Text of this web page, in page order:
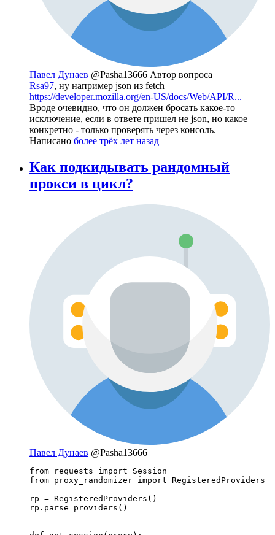
Павел Дунаев @Pasha13666 Автор вопроса
Rsa97, ну например json из fetch
https://developer.mozilla.org/en-US/docs/Web/API/R...
Вроде очевидно, что он должен бросать какое-то
исключение, если в ответе пришел не json, но какое
конкретно - только проверять через консоль.
Написано более трёх лет назад
Как подкидывать рандомный
прокси в цикл?
Павел Дунаев @Pasha13666
from requests import Session
from proxy_randomizer import RegisteredProviders
rp = RegisteredProviders()
rp.parse_providers()